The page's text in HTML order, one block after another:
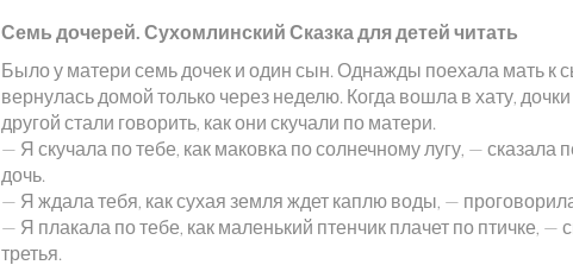
Семь дочерей. Сухомлинский Сказка для детей читать
Было у матери семь дочек и один сын. Од­нажды поехала мать к
вернулась домой только через неделю. Когда вошла в хату,
другой стали говорить, как они скучали по матери.
— Я скучала по тебе, как маковка по солнеч­ному лугу, — сказала
дочь.
— Я ждала тебя, как сухая земля ждет каплю воды, —
— Я плакала по тебе, как маленький птенчик плачет по птичке, —
третья.